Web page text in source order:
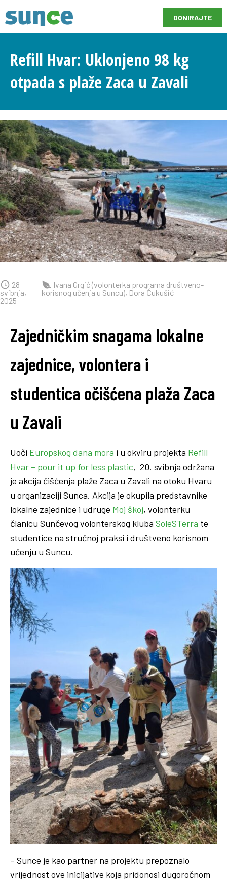
DONIRAJTE
Refill Hvar: Uklonjeno 98 kg
otpada s plaže Zaca u Zavali
28
svibnja,
2025
Ivana Grgić (volonterka programa društveno-
korisnog učenja u Suncu), Dora Čukušić
Zajedničkim snagama lokalne
zajednice, volontera i
studentica očišćena plaža Zaca
u Zavali
Uoči Europskog dana mora i u okviru projekta Refill
Hvar – pour it up for less plastic, 20. svibnja održana
je akcija čišćenja plaže Zaca u Zavali na otoku Hvaru
u organizaciji Sunca. Akcija je okupila predstavnike
lokalne zajednice i udruge Moj škoj, volonterku
članicu Sunčevog volonterskog kluba SoleSTerra te
studentice na stručnoj praksi i društveno korisnom
učenju u Suncu.
– Sunce je kao partner na projektu prepoznalo
vrijednost ove inicijative koja pridonosi dugoročnom